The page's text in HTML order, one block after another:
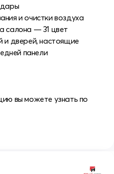
и очистки воздуха
салона — 31 цвет
дверей, настоящие
панели
вы можете узнать по